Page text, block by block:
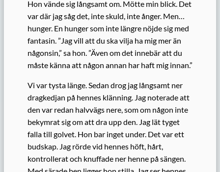
Hon vände sig långsamt om. Mötte min blick. Det
var där jag såg det, inte skuld, inte ånger. Men…
hunger. En hunger som inte längre nöjde sig med
fantasin. ”Jag vill att du ska vilja ha mig mer än
någonsin,” sa hon. ”Även om det innebär att du
måste känna att någon annan har haft mig innan.”
Vi var tysta länge. Sedan drog jag långsamt ner
dragkedjan på hennes klänning. Jag noterade att
den var redan halvvägs nere, som om någon inte
bekymrat sig om att dra upp den. Jag lät tyget
falla till golvet. Hon bar inget under. Det var ett
budskap. Jag rörde vid hennes höft, hårt,
kontrollerat och knuffade ner henne på sängen.